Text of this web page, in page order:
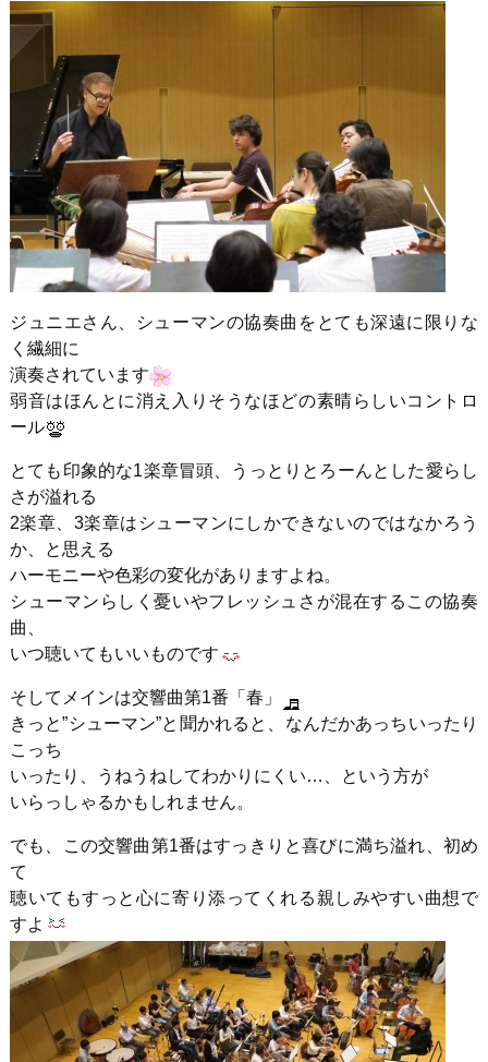
ジュニエさん、シューマンの協奏曲をとても深遠に限りな
く繊細に
演奏されています
弱音はほんとに消え入りそうなほどの素晴らしいコントロ
ール
とても印象的な1楽章冒頭、うっとりとろーんとした愛らし
さが溢れる
2楽章、3楽章はシューマンにしかできないのではなかろう
か、と思える
ハーモニーや色彩の変化がありますよね。
シューマンらしく憂いやフレッシュさが混在するこの協奏
曲、
いつ聴いてもいいものです
そしてメインは交響曲第1番「春」
きっと”シューマン”と聞かれると、なんだかあっちいったり
こっち
いったり、うねうねしてわかりにくい…、という方が
いらっしゃるかもしれません。
でも、この交響曲第1番はすっきりと喜びに満ち溢れ、初め
て
聴いてもすっと心に寄り添ってくれる親しみやすい曲想で
すよ